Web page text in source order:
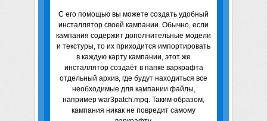
С его помощью вы можете создать удобный
инсталлятор своей кампании. Обычно, если
кампания содержит дополнительные модели
и текстуры, то их приходится импортировать
в каждую карту кампании, этот же
инсталлятор создаёт в папке варкрафта
отдельный архив, где будут находиться все
необходимые для кампании файлы,
например war3patch.mpq. Таким образом,
кампания никак не повредит самому